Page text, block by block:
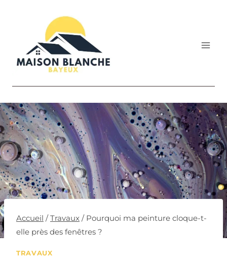
Accueil / Travaux / Pourquoi ma peinture cloque-t-
elle près des fenêtres ?
TRAVAUX